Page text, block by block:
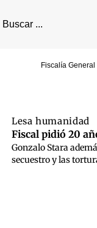
Fiscalía
Lesa humanidad
Fiscal pidió 20
Gonzalo Stara
secuestro y las